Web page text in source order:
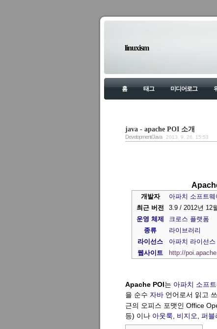
linuxism
홈 태그 미디어로그
java - apache POI 소개
Development/Java 2013. 9. 26. 15:53
개발자
아파치 소프트
최근 버전
3.9 /2012년 12
운영 체제
크로스 플랫폼
종류
라이브러리
라이선스
아파치 라이선스
웹사이트
http://
Apache POI는 아파치 소프
을 순수 자바 언어로서 읽고
근의 오피스 포맷인 Office
등) 이나 아웃룩 비지오 퍼블